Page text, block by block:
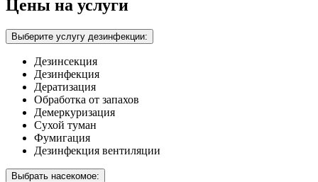
Цены на услуги
Выберите услугу дезинфекции:
Дезинсекция
Дезинфекция
Дератизация
Обработка от запахов
Демеркуризация
Сухой туман
Фумигация
Дезинфекция вентиляции
Выбрать насекомое: